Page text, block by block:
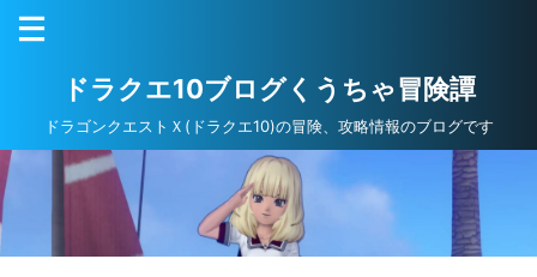
ドラクエ10ブログくうちゃ冒険譚
ドラゴンクエストＸ(ドラクエ10)の冒険、攻略情報のブログです